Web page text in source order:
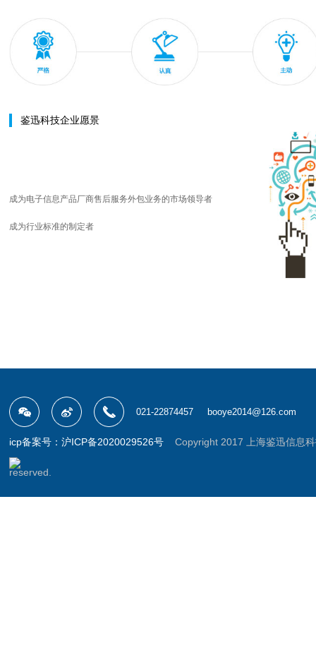
鉴迅科技企业愿景
成为电子信息产品厂商售后服务外包业务的市场领导者
成为行业标准的制定者
021-22874457 booye2014@126.com
icp备案号：沪ICP备2020029526号Copyright 2017 上海鉴迅信息科
reserved.